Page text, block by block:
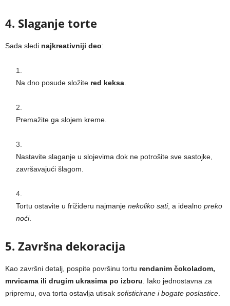
4. Slaganje torte
Sada sledi najkreativniji deo:
Na dno posude složite red keksa.
Premažite ga slojem kreme.
Nastavite slaganje u slojevima dok ne potrošite sve sastojke,
završavajući šlagom.
Tortu ostavite u frižideru najmanje nekoliko sati, a idealno preko
noći.
5. Završna dekoracija
Kao završni detalj, pospite površinu tortu rendanim čokoladom,
mrvicama ili drugim ukrasima po izboru. Iako jednostavna za
pripremu, ova torta ostavlja utisak sofisticirane i bogate poslastice.